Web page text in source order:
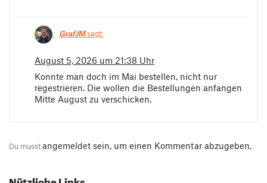
GrafJMsagt:
August 5, 2026 um 21:38 Uhr
Konnte man doch im Mai bestellen, nicht nur
regestrieren. Die wollen die Bestellungen anfangen
Mitte August zu verschicken.
Du musstangemeldet sein, um einen Kommentar abzugeben.